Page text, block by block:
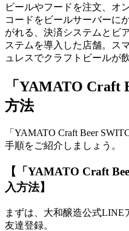
ビールやフードを注文、オ
コードをビールサーバーに
がれる、決済システムとビ
ステムを導入した店舗。ス
ュレスでクラフトビールが
「YAMATO Craft
方法
「YAMATO Craft Beer
手順をご紹介しましょう。
【「YAMATO Craft
入方法】
まずは、大和醸造公式LINE
友達登録。